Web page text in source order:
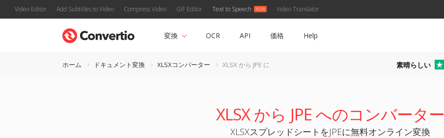
Video Editor Add Subtitles to Video Compress Video GIF Editor Text to Speech Video Translator
変換 OCR API 価格 Help
ホーム ドキュメント変換 XLSXコンバーター XLSX から JPE に 素晴らしい
XLSX から JPE へのコンバーター
XLSXスプレッドシートをJPEに無料オンライン変換